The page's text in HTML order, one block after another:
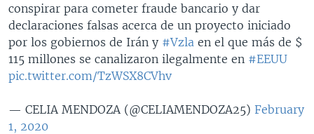
conspirar para cometer fraude bancario y dar
declaraciones falsas acerca de un proyecto iniciado
por los gobiernos de Irán y #Vzla en el que más de $
115 millones se canalizaron ilegalmente en #EEUU
pic.twitter.com/TzWSX8CVhv
— CELIA MENDOZA (@CELIAMENDOZA25) February
1, 2020